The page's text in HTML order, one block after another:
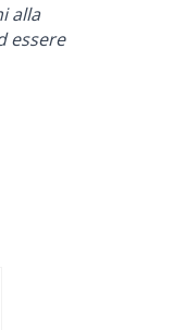
alla
essere